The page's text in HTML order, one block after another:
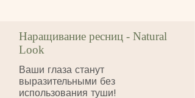
Наращивание ресниц - Natural
Look
​Ваши глаза станут
выразительными без
использования туши!